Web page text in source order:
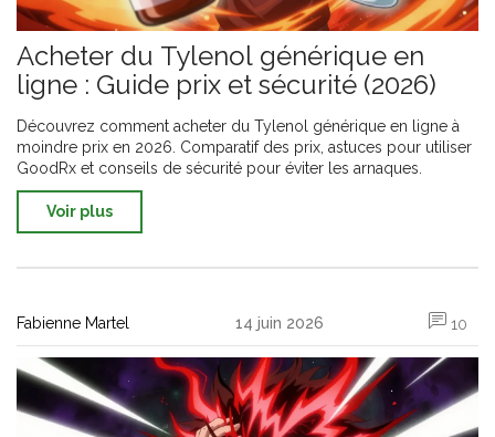
Acheter du Tylenol générique en
ligne : Guide prix et sécurité (2026)
Découvrez comment acheter du Tylenol générique en ligne à
moindre prix en 2026. Comparatif des prix, astuces pour utiliser
GoodRx et conseils de sécurité pour éviter les arnaques.
Voir plus
Fabienne Martel 14 juin 2026 10